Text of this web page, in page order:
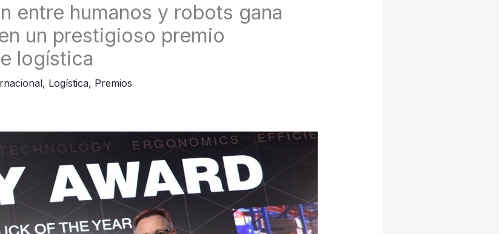
entre humanos y robots gana
un prestigioso premio
logística
, Logística, Premios